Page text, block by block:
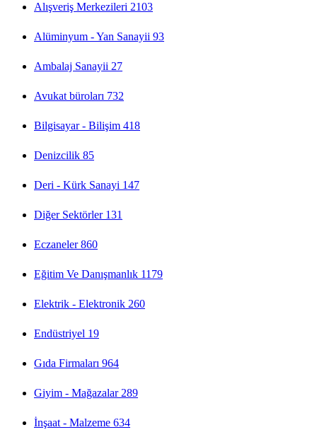
Alışveriş Merkezileri 2103
Alüminyum - Yan Sanayii 93
Ambalaj Sanayii 27
Avukat büroları 732
Bilgisayar - Bilişim 418
Denizcilik 85
Deri - Kürk Sanayi 147
Diğer Sektörler 131
Eczaneler860
Eğitim Ve Danışmanlık 1179
Elektrik - Elektronik 260
Endüstriyel 19
Gıda Firmaları 964
Giyim - Mağazalar 289
İnşaat - Malzeme 634